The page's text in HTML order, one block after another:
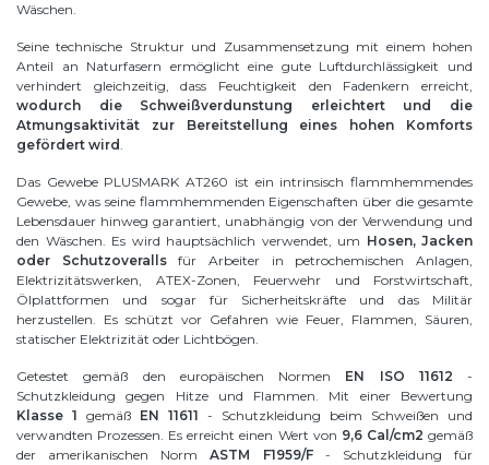
Wäschen.
Seine technische Struktur und Zusammensetzung mit einem hohen
Anteil an Naturfasern ermöglicht eine gute Luftdurchlässigkeit und
verhindert gleichzeitig, dass Feuchtigkeit den Fadenkern erreicht,
wodurch die Schweißverdunstung erleichtert und die
Atmungsaktivität zur Bereitstellung eines hohen Komforts
gefördert wird.
Das Gewebe PLUSMARK AT260 ist ein intrinsisch flammhemmendes
Gewebe, was seine flammhemmenden Eigenschaften über die gesamte
Lebensdauer hinweg garantiert, unabhängig von der Verwendung und
den Wäschen. Es wird hauptsächlich verwendet, um Hosen, Jacken
oder Schutzoverallsfür Arbeiter in petrochemischen Anlagen,
Elektrizitätswerken, ATEX-Zonen, Feuerwehr und Forstwirtschaft,
Ölplattformen und sogar für Sicherheitskräfte und das Militär
herzustellen. Es schützt vor Gefahren wie Feuer, Flammen, Säuren,
statischer Elektrizität oder Lichtbögen.
Getestet gemäß den europäischen Normen EN ISO 11612 -
Schutzkleidung gegen Hitze und Flammen. Mit einer Bewertung
Klasse 1 gemäß EN 11611 - Schutzkleidung beim Schweißen und
verwandten Prozessen. Es erreicht einen Wert von 9,6 Cal/cm2 gemäß
der amerikanischen NormASTM F1959/F- Schutzkleidung für